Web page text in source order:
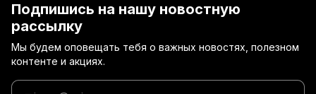
Подпишись на нашу новостную
рассылку
Мы будем оповещать тебя о важных новостях, полезном
контенте и акциях.
Введи